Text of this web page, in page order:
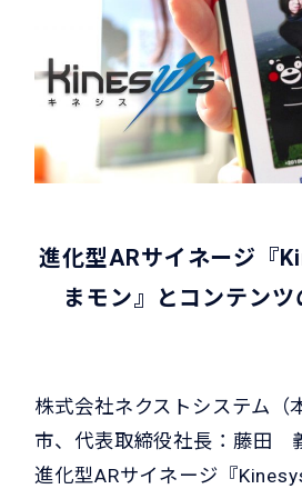
進化型ARサイネージ『
まモン』とコンテン
株式会社ネクストシステム（
市、代表取締役社長：藤田
進化型ARサイネージ『